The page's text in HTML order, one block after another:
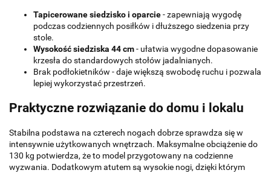
Tapicerowane siedzisko i oparcie- zapewniają wygodę
podczas codziennych posiłków i dłuższego siedzenia przy
stole.
Wysokość siedziska 44 cm- ułatwia wygodne dopasowanie
krzesła do standardowych stołów jadalnianych.
Brak podłokietników - daje większą swobodę ruchu i pozwala
lepiej wykorzystać przestrzeń.
Praktyczne rozwiązanie do domu i lokalu
Stabilna podstawa na czterech nogach dobrze sprawdza się w
intensywnie użytkowanych wnętrzach. Maksymalne obciążenie do
130 kg potwierdza, że to model przygotowany na codzienne
wyzwania. Dodatkowym atutem są wysokie nogi, dzięki którym